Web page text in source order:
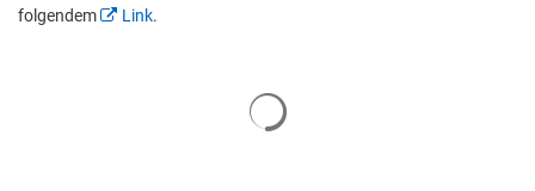
folgendem
Link.